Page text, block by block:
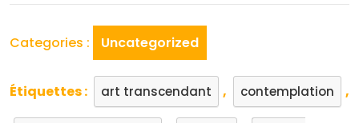
Categories : Uncategorized
Étiquettes : art transcendant , contemplation ,